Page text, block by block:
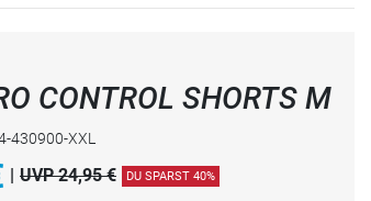
CONTROL SHORTS M
430900-XXL
UVP 24,95 € DU SPARST 40%